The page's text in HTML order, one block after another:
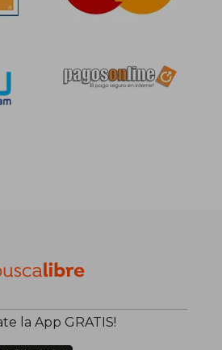
la App GRATIS!